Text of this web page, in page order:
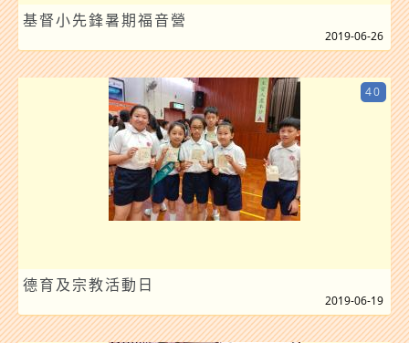
基督小先鋒暑期福音營
2019-06-26
德育及宗教活動日
40
2019-06-19